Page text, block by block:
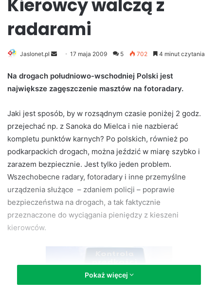
Kierowcy walczą z
radarami
Jaslonet.pl
n
d
n
m
17 maja 2009 5 702 4 minut czytania
Na drogach południowo-wschodniej Polski jest
największe zagęszczenie masztów na fotoradary.
Jaki jest sposób, by w rozsądnym czasie poniżej 2 godz.
przejechać np. z Sanoka do Mielca i nie nazbierać
kompletu punktów karnych? Po polskich, również po
podkarpackich drogach, można jeździć w miarę szybko i
zarazem bezpiecznie. Jest tylko jeden problem.
Wszechobecne radary, fotoradary i inne przemyślne
urządzenia służące – zdaniem policji – poprawie
bezpieczeństwa na drogach, a tak faktycznie
przeznaczone do wyciągania pieniędzy z kieszeni
kierowców.
Pokaż więcej